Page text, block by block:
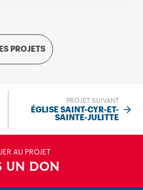
PROJETS
PROJET SUIVANT
ÉGLISE SAINT-CYR-ET-
SAINTE-JULITTE
AU PROJET
UN DON